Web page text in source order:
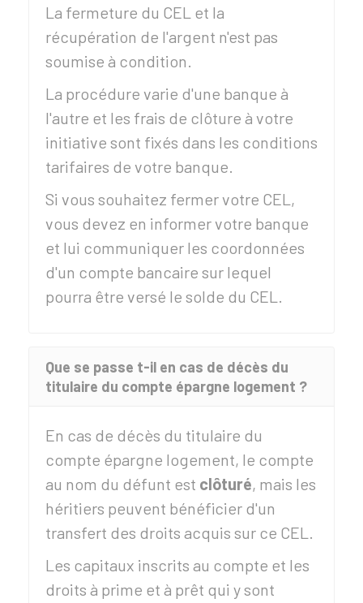
La fermeture du CEL et la
récupération de l'argent n'est pas
soumise à condition.
La procédure varie d'une banque à
l'autre et les frais de clôture à votre
initiative sont fixés dans les conditions
tarifaires de votre banque.
Si vous souhaitez fermer votre CEL,
vous devez en informer votre banque
et lui communiquer les coordonnées
d'un compte bancaire sur lequel
pourra être versé le solde du CEL.
Que se passe t-il en cas de décès du
titulaire du compte épargne logement ?
En cas de décès du titulaire du
compte épargne logement, le compte
au nom du défunt est clôturé, mais les
héritiers peuvent bénéficier d'un
transfert des droits acquis sur ce CEL.
Les capitaux inscrits au compte et les
droits à prime et à prêt qui y sont